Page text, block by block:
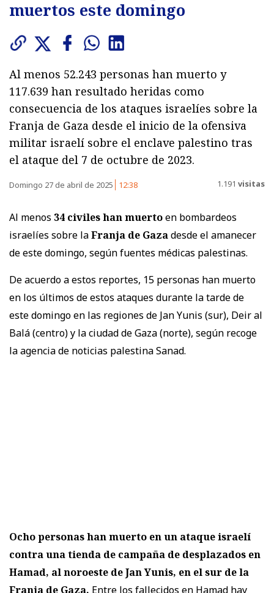
muertos este domingo
Al menos 52.243 personas han muerto y
117.639 han resultado heridas como
consecuencia de los ataques israelíes sobre la
Franja de Gaza desde el inicio de la ofensiva
militar israelí sobre el enclave palestino tras
el ataque del 7 de octubre de 2023.
Domingo 27 de abril de 2025 12:38 1.191 visitas
Al menos 34 civiles han muertoen bombardeos
israelíes sobre laFranja de Gazadesde el amanecer
de este domingo, según fuentes médicas palestinas.
De acuerdo a estos reportes, 15 personas han muerto
en los últimos de estos ataques durante la tarde de
este domingo en las regiones de Jan Yunis (sur), Deir al
Balá (centro) y la ciudad de Gaza (norte), según recoge
la agencia de noticias palestina Sanad.
Ocho personas han muerto en un ataque israelí
contra una tienda de campaña de desplazados en
Hamad, al noroeste de Jan Yunis, en el sur de la
Franja de Gaza. Entre los fallecidos en Hamad hay